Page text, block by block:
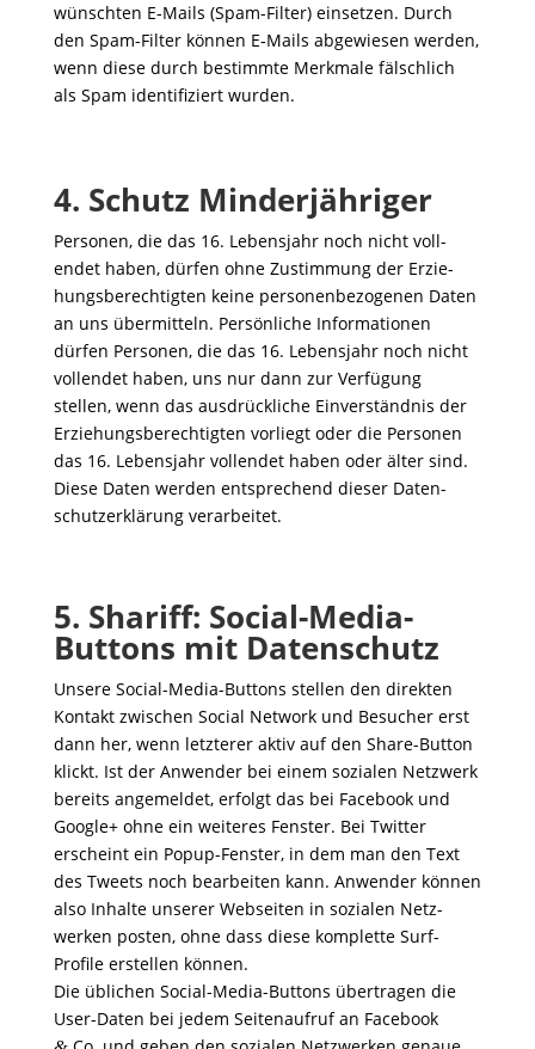
wünschten E‑Mails (Spam-Filter) einsetzen. Durch
den Spam-Filter können E‑Mails abge­wiesen werden,
wenn diese durch bestimmte Merk­male fälsch­lich
als Spam iden­ti­fi­ziert wurden.
4. Schutz Minderjähriger
Personen, die das 16. Lebens­jahr noch nicht voll­
endet haben, dürfen ohne Zustim­mung der Erzie­
hungs­be­rech­tigten keine perso­nen­be­zo­genen Daten
an uns über­mit­teln. Persön­liche Infor­ma­tionen
dürfen Personen, die das 16. Lebens­jahr noch nicht
voll­endet haben, uns nur dann zur Verfü­gung
stellen, wenn das ausdrück­liche Einver­ständnis der
Erzie­hungs­be­rech­tigten vorliegt oder die Personen
das 16. Lebens­jahr voll­endet haben oder älter sind.
Diese Daten werden entspre­chend dieser Daten­
schutz­er­klä­rung verarbeitet.
5. Shariff: Social-Media-
Buttons mit Datenschutz
Unsere Social-Media-Buttons stellen den direkten
Kontakt zwischen Social Network und Besu­cher erst
dann her, wenn letz­terer aktiv auf den Share-Button
klickt. Ist der Anwender bei einem sozialen Netz­werk
bereits ange­meldet, erfolgt das bei Face­book und
Google+ ohne ein weiteres Fenster. Bei Twitter
erscheint ein Popup-Fenster, in dem man den Text
des Tweets noch bear­beiten kann. Anwender können
also Inhalte unserer Webseiten in sozialen Netz­
werken posten, ohne dass diese komplette Surf-
Profile erstellen können.
Die übli­chen Social-Media-Buttons über­tragen die
User-Daten bei jedem Seiten­aufruf an Face­book